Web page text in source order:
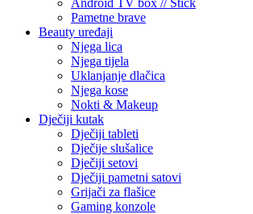
Android TV box // Stick
Pametne brave
Beauty uređaji
Njega lica
Njega tijela
Uklanjanje dlačica
Njega kose
Nokti & Makeup
Dječiji kutak
Dječiji tableti
Dječije slušalice
Dječiji setovi
Dječiji pametni satovi
Grijači za flašice
Gaming konzole